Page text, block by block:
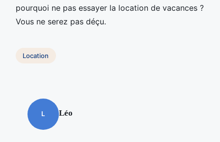
pourquoi ne pas essayer la location de vacances ?
Vous ne serez pas déçu.
Location
L Léo